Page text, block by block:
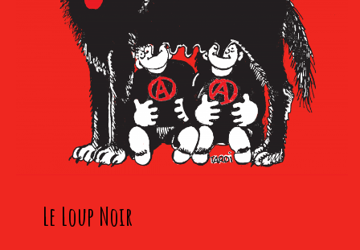
Le Loup Noir